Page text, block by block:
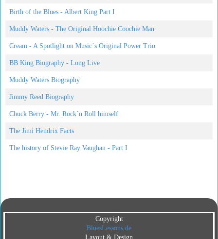
Birth of the Blues - Albert King Part I
Muddy Waters - The Original Hoochie Coochie Man
Cream - A Spotlight on Music´s Original Power Trio
BB King Biography - Long Live
Muddy Waters Biography
Jimmy Reed Biography
Chuck Berry - Mr. Rock´n Roll himself
The Jimi Hendrix Facts
The history of Stevie Ray Vaughan - Part I
Copyright
BluesLessons.de
Layout & Design